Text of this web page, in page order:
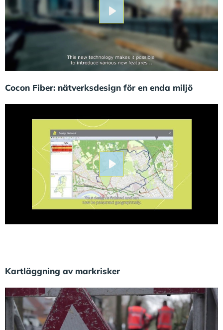
Play
Cocon Fiber: nätverksdesign för en enda miljö
Play
Kartläggning av markrisker